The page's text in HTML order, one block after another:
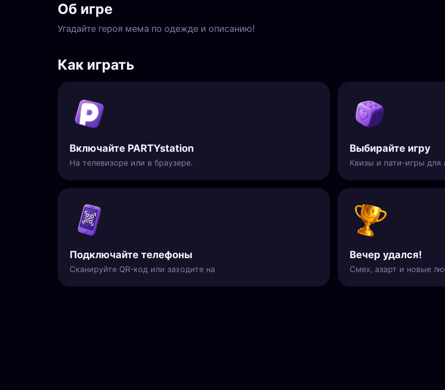
Об игре
Угадайте героя мема по одежде и описанию!
Как играть
Включайте PARTYstation
На телевизоре или в браузере.
Выбирайте игру
Квизы и пати-игры
Подключайте телефоны
Сканируйте QR-код или заходите на
Вечер удался!
Смех, азарт и новые